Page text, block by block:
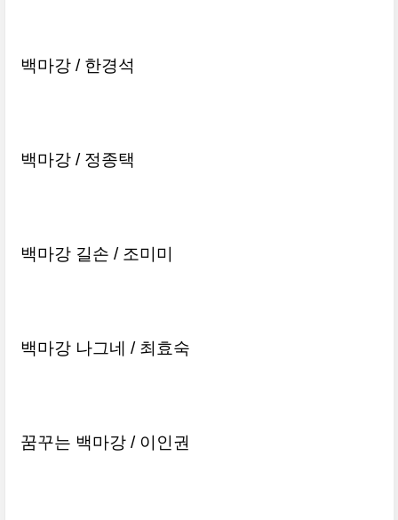
백마강 / 한경석
백마강 / 정종택
백마강 길손 / 조미미
백마강 나그네 / 최효숙
꿈꾸는 백마강 / 이인권